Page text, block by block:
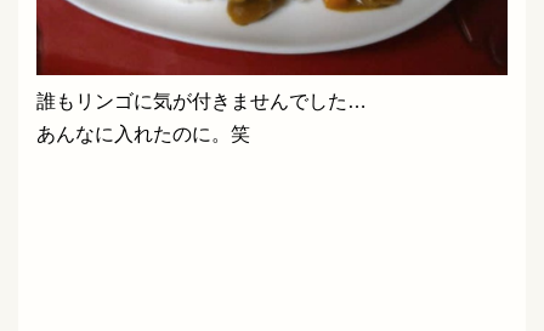
誰もリンゴに気が付きませんでした…
あんなに入れたのに。笑